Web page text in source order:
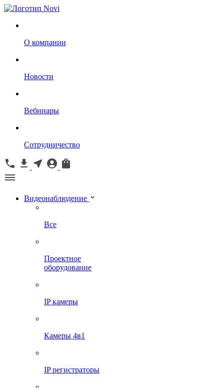
О компании
Новости
Вебинары
Сотрудничество
Видеонаблюдение
Все
Проектное
оборудование
IP камеры
Камеры 4в1
IP регистраторы